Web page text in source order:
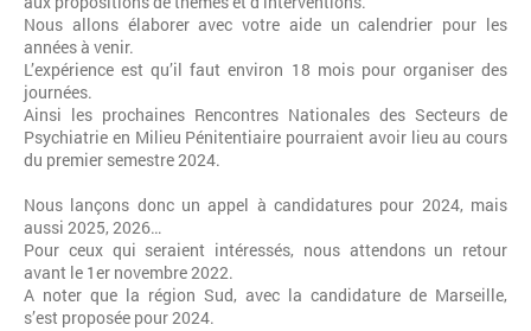
Nous allons élaborer avec votre aide un calendrier pour les
années à venir.
L’expérience est qu’il faut environ 18 mois pour organiser des
journées.
Ainsi les prochaines Rencontres Nationales des Secteurs de
Psychiatrie en Milieu Pénitentiaire pourraient avoir lieu au cours
du premier semestre 2024.
Nous lançons donc un appel à candidatures pour 2024, mais
aussi 2025, 2026…
Pour ceux qui seraient intéressés, nous attendons un retour
avant le 1er novembre 2022.
A noter que la région Sud, avec la candidature de Marseille,
s’est proposée pour 2024.